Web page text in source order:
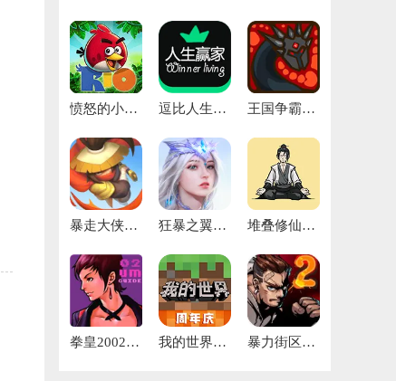
愤怒的小鸟里约大冒险神鹰版 逗比人生最新版 王国争霸最新版
暴走大侠gm版 狂暴之翼游戏 堆叠修仙记最新版
拳皇2002um 我的世界1.16 暴力街区2修改版